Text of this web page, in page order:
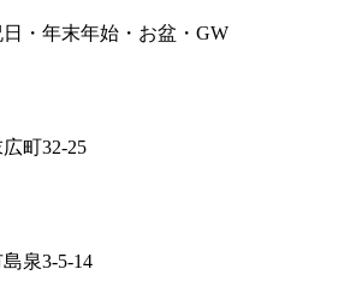
・年末年始・お盆・GW
町32-25
泉3-5-14